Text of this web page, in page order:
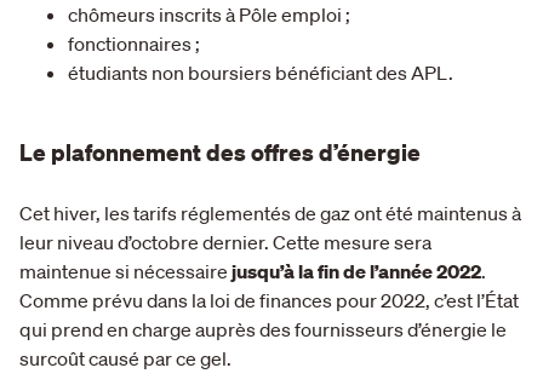
chômeurs inscrits à Pôle emploi ;
fonctionnaires ;
étudiants non boursiers bénéficiant des APL.
Le plafonnement des offres d’énergie
Cet hiver, les tarifs réglementés de gaz ont été maintenus à
leur niveau d’octobre dernier. Cette mesure sera
maintenue si nécessaire jusqu’à la fin de l’année 2022.
Comme prévu dans la loi de finances pour 2022, c’est l’État
qui prend en charge auprès des fournisseurs d’énergie le
surcoût causé par ce gel.